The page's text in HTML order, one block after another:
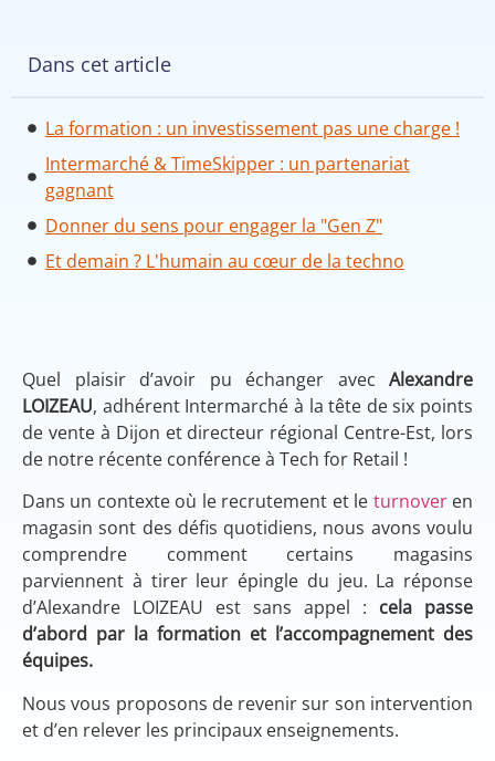
Dans cet article
La formation : un investissement pas une charge !
Intermarché & TimeSkipper : un partenariat
gagnant
Donner du sens pour engager la "Gen Z"
Et demain ? L'humain au cœur de la techno
Quel plaisir d’avoir pu échanger avec Alexandre
LOIZEAU, adhérent Intermarché à la tête de six points
de vente à Dijon et directeur régional Centre-Est, lors
de notre récente conférence à Tech for Retail !
Dans un contexte où le recrutement et le turnoveren
magasin sont des défis quotidiens, nous avons voulu
comprendre comment certains magasins
parviennent à tirer leur épingle du jeu. La réponse
d’Alexandre LOIZEAU est sans appel : cela passe
d’abord par la formation et l’accompagnement des
équipes.
Nous vous proposons de revenir sur son intervention
et d’en relever les principaux enseignements.